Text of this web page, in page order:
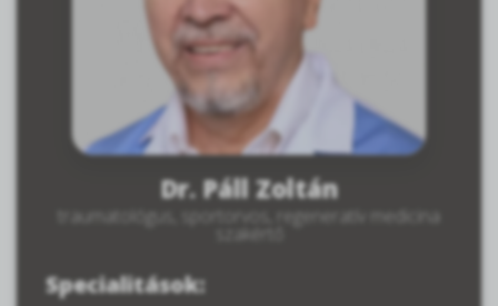
Dr. Páll Zoltán
traumatológus, sportorvos, regeneratív medicina
szakértő
Specialitások: